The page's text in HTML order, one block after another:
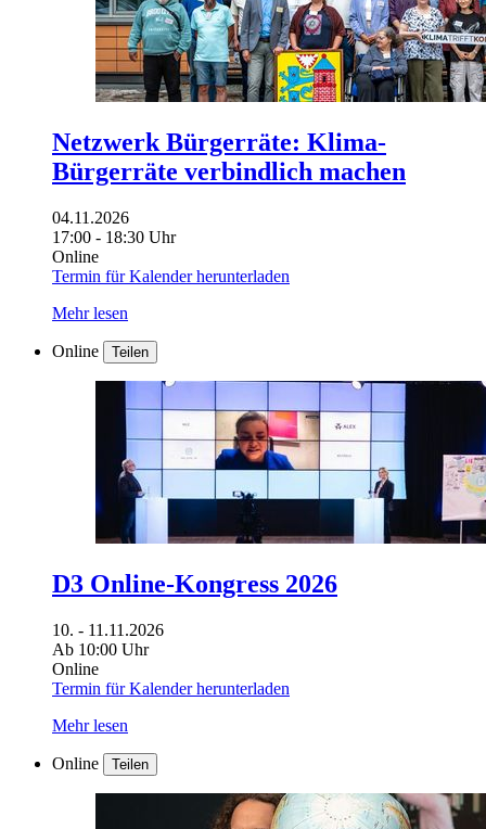
Netzwerk Bürgerräte: Klima-
Bürgerräte verbindlich machen
04.11.2026
17:00 - 18:30 Uhr
Online
Termin für Kalender herunterladen
Mehr lesen
Online Teilen
D3 Online-Kongress 2026
10. - 11.11.2026
Ab 10:00 Uhr
Online
Termin für Kalender herunterladen
Mehr lesen
Online Teilen